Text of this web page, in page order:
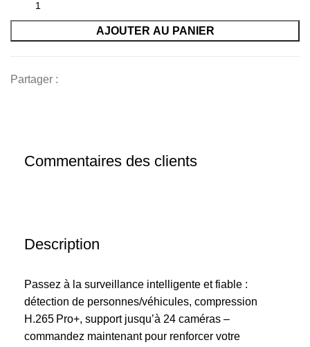
AJOUTER AU PANIER
Partager :
Description
Passez à la surveillance intelligente et fiable :
détection de personnes/véhicules, compression
H.265 Pro+, support jusqu’à 24 caméras –
commandez maintenant pour renforcer votre
Commentaires des clients